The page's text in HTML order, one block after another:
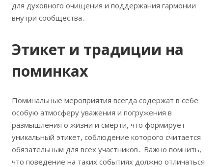
для духовного очищения и поддержания гармонии
внутри сообщества․
Этикет и традиции на
поминках
Поминальные мероприятия всегда содержат в себе
особую атмосферу уважения и погружения в
размышления о жизни и смерти, что формирует
уникальный этикет, соблюдение которого считается
обязательным для всех участников․ Важно помнить,
что поведение на таких событиях должно отличаться